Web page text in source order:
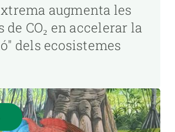
augmenta les
de CO₂ en accelerar la
dels ecosistemes